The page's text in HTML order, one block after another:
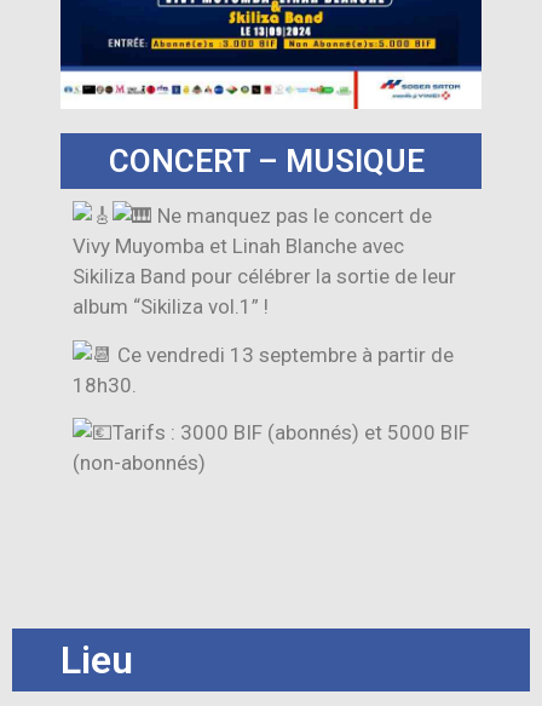
CONCERT – MUSIQUE
Ne manquez pas le concert de
Vivy Muyomba et Linah Blanche avec
Sikiliza Band pour célébrer la sortie de leur
album “Sikiliza vol.1” !
Ce vendredi 13 septembre à partir de
18h30.
Tarifs : 3000 BIF (abonnés) et 5000 BIF
(non-abonnés)
Lieu